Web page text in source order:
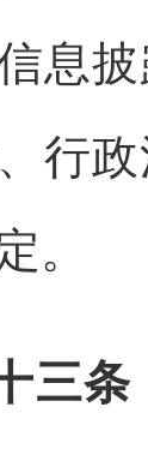
息
行
。
三条